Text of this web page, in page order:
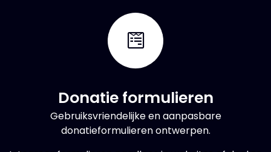
Donatie formulieren
Gebruiksvriendelijke en aanpasbare
donatieformulieren ontwerpen.